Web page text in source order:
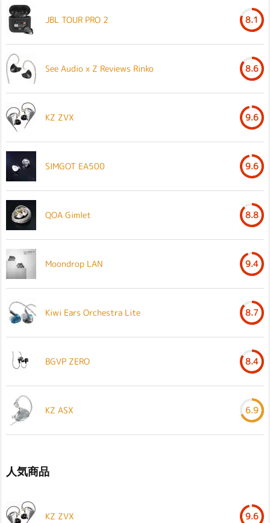
JBL TOUR PRO 2 8.1
See Audio x Z Reviews Rinko 8.6
KZ ZVX 9.6
SIMGOT EA500 9.6
QOA Gimlet 8.8
Moondrop LAN 9.4
Kiwi Ears Orchestra Lite 8.7
BGVP ZERO 8.4
KZ ASX 6.9
人気商品
KZ ZVX 9.6